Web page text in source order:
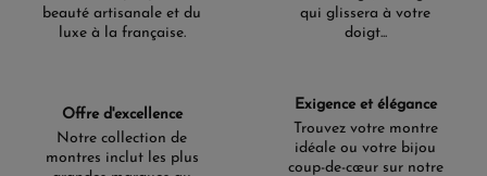
beauté artisanale et du
luxe à la française.
qui glissera à votre
doigt...
Offre d'excellence
Notre collection de
montres inclut les plus
Exigence et élégance
Trouvez votre montre
idéale ou votre bijou
coup-de-cœur sur notre